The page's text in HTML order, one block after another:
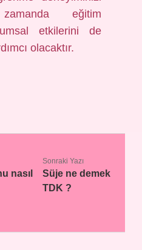
eğitim
etkilerini de
olacaktır.
nasıl
Sonraki Yazı
Süje ne demek
TDK ?